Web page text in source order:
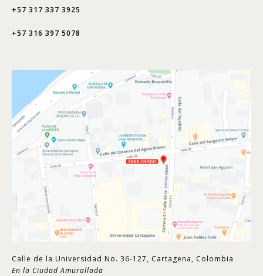
+57 317 337 3925
+57 316 397 5078
Calle de la Universidad No. 36-127, Cartagena, Colombia
En la Ciudad Amurallada